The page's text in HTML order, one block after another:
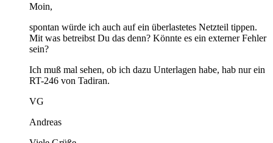
Moin,
spontan würde ich auch auf ein überlastetes Netzteil tippen.
Mit was betreibst Du das denn? Könnte es ein externer Fehler
sein?
Ich muß mal sehen, ob ich dazu Unterlagen habe, hab nur ein
RT-246 von Tadiran.
VG
Andreas